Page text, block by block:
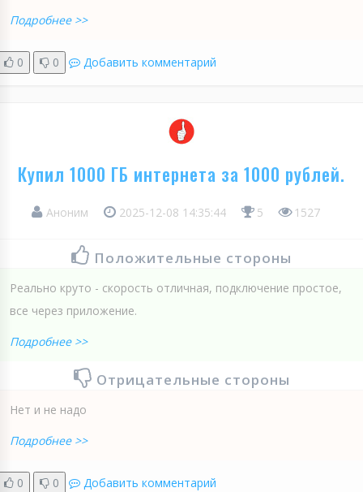
Подробнее >>
0 0 Добавить комментарий
Купил 1000 ГБ интернета за 1000 рублей.
Аноним 2025-12-08 14:35:44 5 1527
Положительные стороны
Реально круто - скорость отличная, подключение простое,
все через приложение.
Подробнее >>
Отрицательные стороны
Нет и не надо
Подробнее >>
0 0 Добавить комментарий